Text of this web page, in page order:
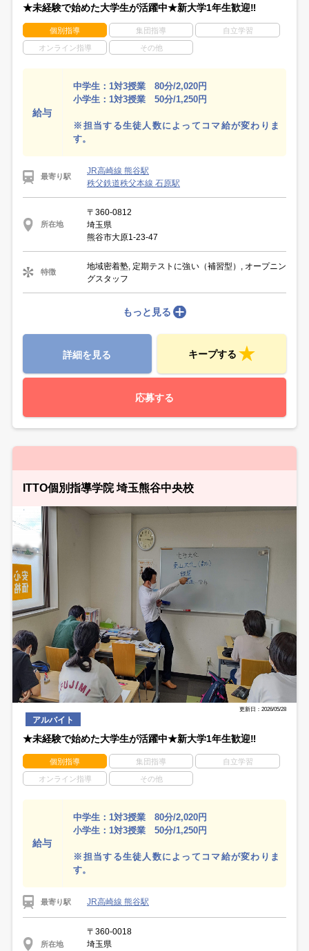
★未経験で始めた大学生が活躍中★新大学1年生歓迎‼
個別指導 集団指導 自立学習
オンライン指導 その他
給与
中学生：1対3授業 80分/2,020円
小学生：1対3授業 50分/1,250円
※担当する生徒人数によってコマ給が変わりま
す。
最寄り駅
JR高崎線 熊谷駅
秩父鉄道秩父本線 石原駅
所在地
〒360-0812
埼玉県
熊谷市大原1-23-47
特徴
地域密着塾, 定期テストに強い（補習型）, オープニン
グスタッフ
もっと見る
詳細を見る キープする
応募する
ITTO個別指導学院 埼玉熊谷中央校
更新日：2026/05/28
アルバイト
★未経験で始めた大学生が活躍中★新大学1年生歓迎‼
個別指導 集団指導 自立学習
オンライン指導 その他
給与
中学生：1対3授業 80分/2,020円
小学生：1対3授業 50分/1,250円
※担当する生徒人数によってコマ給が変わりま
す。
最寄り駅 JR高崎線 熊谷駅
所在地
〒360-0018
埼玉県